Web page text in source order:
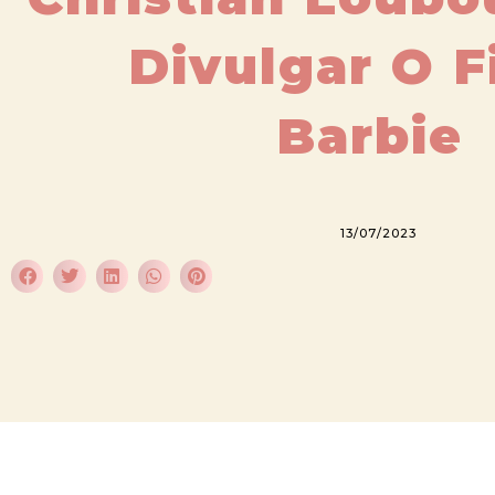
Divulgar O
Barbie
13/07/2023